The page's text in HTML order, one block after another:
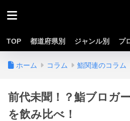
TOP 都道府県別 ジャンル別 プ
ホーム コラム 鮨関連のコラム
前代未聞！？鮨ブロガ
を飲み比べ！